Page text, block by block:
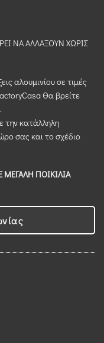
ΝΑ ΑΛΛΑΞΟΥΝ ΧΩΡΙΣ
αλουμινίου σε τιμές
Θα βρείτε
την κατάλληλη
σας και το σχέδιο
ΜΕΓΑΛΗ ΠΟΙΚΙΛΙΑ